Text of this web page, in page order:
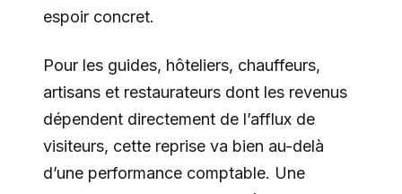
espoir concret.
Pour les guides, hôteliers, chauffeurs,
artisans et restaurateurs dont les revenus
dépendent directement de l’afflux de
visiteurs, cette reprise va bien au-delà
d’une performance comptable. Une